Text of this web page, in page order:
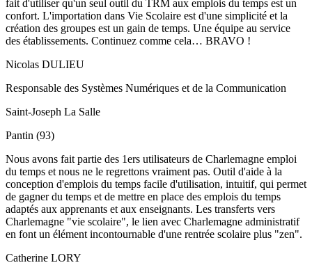
fait d'utiliser qu'un seul outil du TRM aux emplois du temps est un
confort. L'importation dans Vie Scolaire est d'une simplicité et la
création des groupes est un gain de temps. Une équipe au service
des établissements. Continuez comme cela… BRAVO !
Nicolas DULIEU
Responsable des Systèmes Numériques et de la Communication
Saint-Joseph La Salle
Pantin (93)
Nous avons fait partie des 1ers utilisateurs de Charlemagne emploi
du temps et nous ne le regrettons vraiment pas. Outil d'aide à la
conception d'emplois du temps facile d'utilisation, intuitif, qui permet
de gagner du temps et de mettre en place des emplois du temps
adaptés aux apprenants et aux enseignants. Les transferts vers
Charlemagne "vie scolaire", le lien avec Charlemagne administratif
en font un élément incontournable d'une rentrée scolaire plus "zen".
Catherine LORY